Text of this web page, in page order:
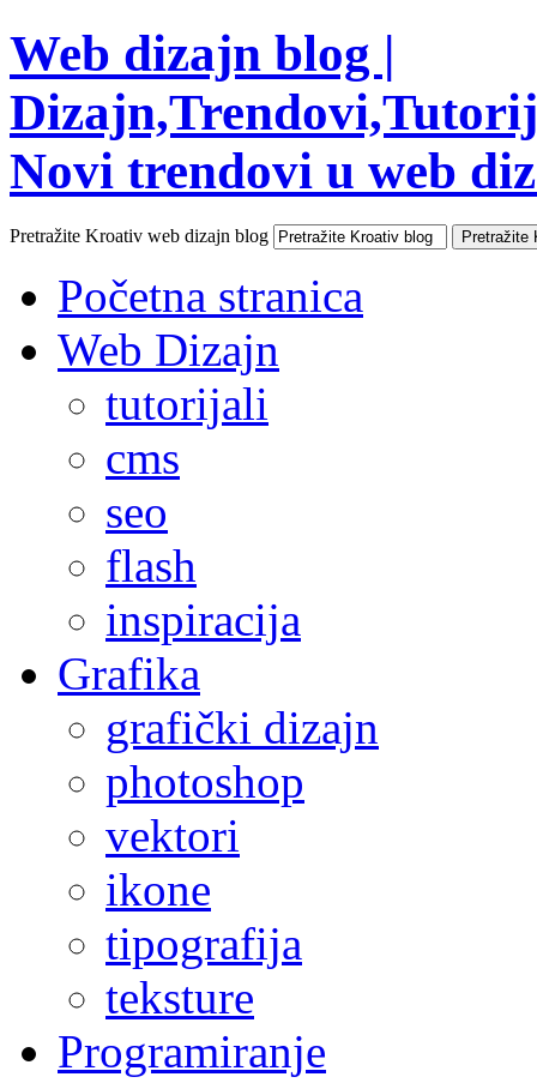
Web dizajn blog |
Novi trendovi u web
Pretražite Kroativ web dizajn blog
Početna stranica
Web Dizajn
tutorijali
cms
seo
flash
inspiracija
Grafika
grafički dizajn
photoshop
vektori
ikone
tipografija
teksture
Programiranje